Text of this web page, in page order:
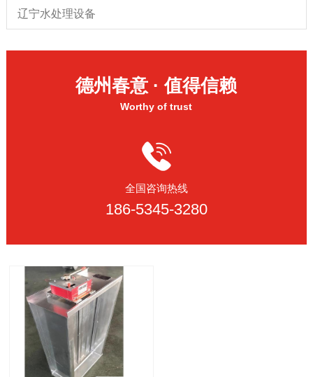
辽宁水处理设备
德州春意 · 值得信赖
Worthy of trust
全国咨询热线
186-5345-3280